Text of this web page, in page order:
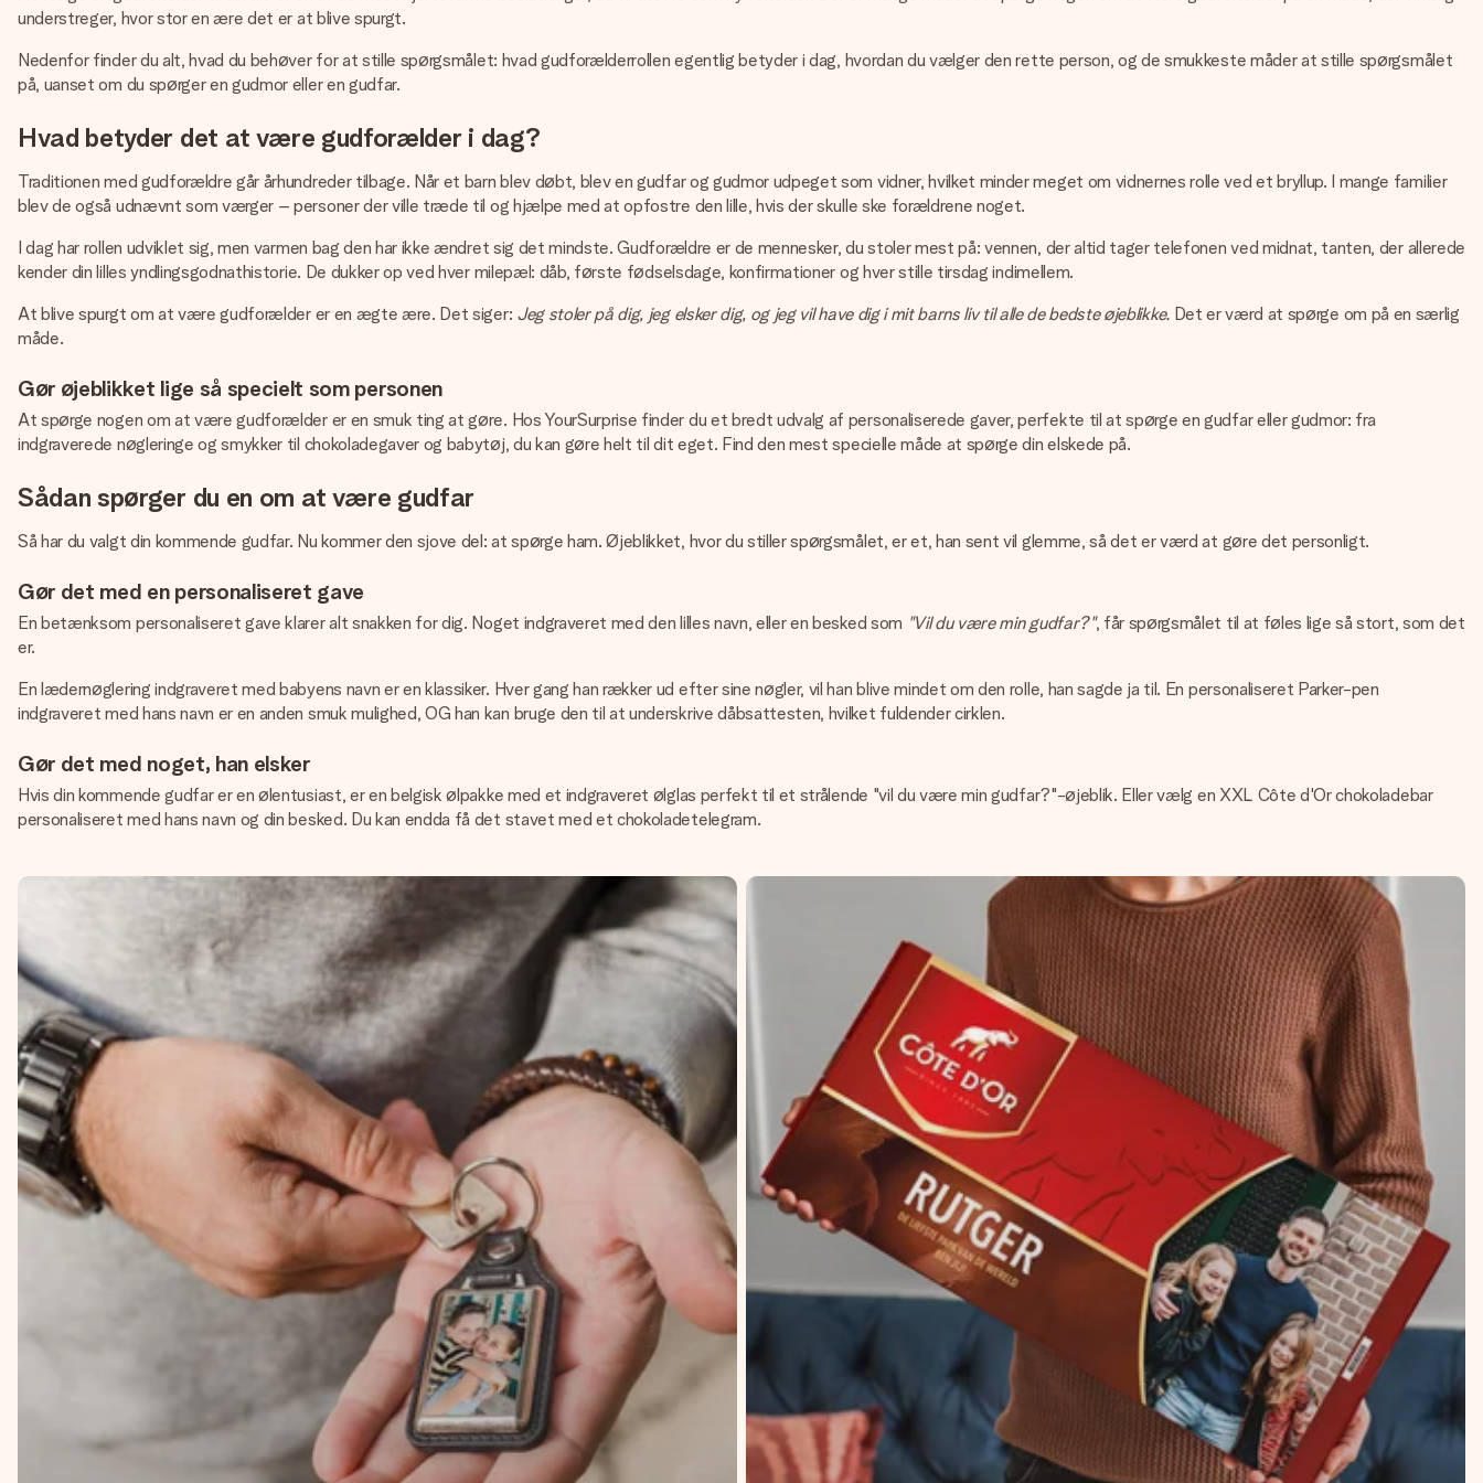
understreger, hvor stor en ære det er at blive spurgt.
Nedenfor finder du alt, hvad du behøver for at stille spørgsmålet: hvad gudforælderrollen egentlig betyder i dag, hvordan du vælger den rette person, og de smukkeste måder at stille spørgsmålet
på, uanset om du spørger en gudmor eller en gudfar.
Hvad betyder det at være gudforælder i dag?
Traditionen med gudforældre går århundreder tilbage. Når et barn blev døbt, blev en gudfar og gudmor udpeget som vidner, hvilket minder meget om vidnernes rolle ved et bryllup. I mange familier
blev de også udnævnt som værger – personer der ville træde til og hjælpe med at opfostre den lille, hvis der skulle ske forældrene noget.
I dag har rollen udviklet sig, men varmen bag den har ikke ændret sig det mindste. Gudforældre er de mennesker, du stoler mest på: vennen, der altid tager telefonen ved midnat, tanten, der allerede
kender din lilles yndlingsgodnathistorie. De dukker op ved hver milepæl: dåb, første fødselsdage, konfirmationer og hver stille tirsdag indimellem.
At blive spurgt om at være gudforælder er en ægte ære. Det siger: Jeg stoler på dig, jeg elsker dig, og jeg vil have dig i mit barns liv til alle de bedste øjeblikke.Det er værd at spørge om på en særlig
måde.
Gør øjeblikket lige så specielt som personen
At spørge nogen om at være gudforælder er en smuk ting at gøre. Hos YourSurprise finder du et bredt udvalg af personaliserede gaver, perfekte til at spørge en gudfar eller gudmor: fra
indgraverede nøgleringe og smykker til chokoladegaver og babytøj, du kan gøre helt til dit eget. Find den mest specielle måde at spørge din elskede på.
Sådan spørger du en om at være gudfar
Så har du valgt din kommende gudfar. Nu kommer den sjove del: at spørge ham. Øjeblikket, hvor du stiller spørgsmålet, er et, han sent vil glemme, så det er værd at gøre det personligt.
Gør det med en personaliseret gave
En betænksom personaliseret gave klarer alt snakken for dig. Noget indgraveret med den lilles navn, eller en besked som "Vil du være min gudfar?", får spørgsmålet til at føles lige så stort, som det
er.
En lædernøglering indgraveret med babyens navn er en klassiker. Hver gang han rækker ud efter sine nøgler, vil han blive mindet om den rolle, han sagde ja til. En personaliseret Parker-pen
indgraveret med hans navn er en anden smuk mulighed, OG han kan bruge den til at underskrive dåbsattesten, hvilket fuldender cirklen.
Gør det med noget, han elsker
Hvis din kommende gudfar er en ølentusiast, er en belgisk ølpakke med et indgraveret ølglas perfekt til et strålende "vil du være min gudfar?"-øjeblik. Eller vælg en XXL Côte d'Or chokoladebar
personaliseret med hans navn og din besked. Du kan endda få det stavet med et chokoladetelegram.